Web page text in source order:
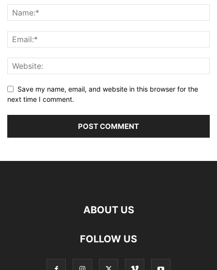
Save my name, email, and website in this browser for the
next time I comment.
ABOUT US
FOLLOW US